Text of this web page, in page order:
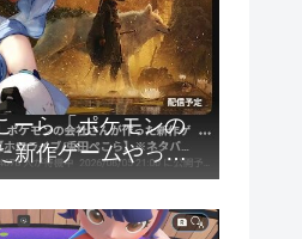
ーら「ポケモンの
新作ゲームやって